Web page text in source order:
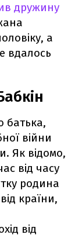
дружину
а
вдалось
батька,
війни
Як відомо,
від часу
родина
країни,
від